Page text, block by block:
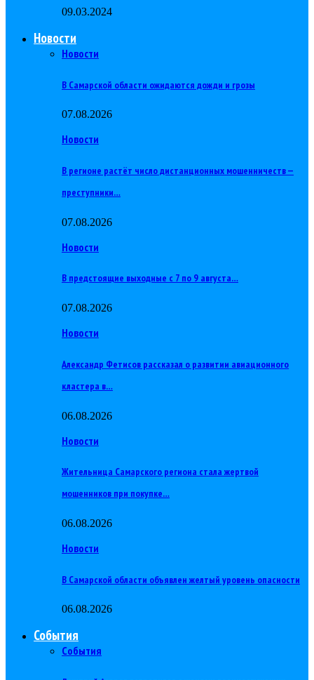
09.03.2024
Новости
Новости
В Самарской области ожидаются дожди и грозы
07.08.2026
Новости
В регионе растёт число дистанционных мошенничеств —
преступники…
07.08.2026
Новости
В предстоящие выходные с 7 по 9 августа…
07.08.2026
Новости
Александр Фетисов рассказал о развитии авиационного
кластера в…
06.08.2026
Новости
Жительница Самарского региона стала жертвой
мошенников при покупке…
06.08.2026
Новости
В Самарской области объявлен желтый уровень опасности
06.08.2026
События
События